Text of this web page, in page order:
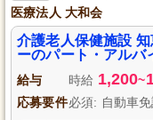
医療法人 大和会
介護老人保健施設
ーのパート・アルバ
給与 時給 1,200~
応募要件必須: 自動車